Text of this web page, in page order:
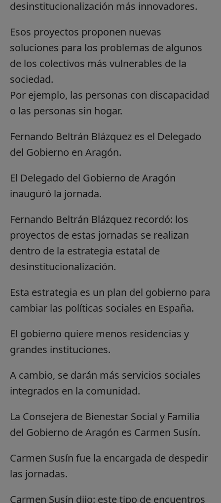
desinstitucionalización más innovadores.
Esos proyectos proponen nuevas
soluciones para los problemas de algunos
de los colectivos más vulnerables de la
sociedad.
Por ejemplo, las personas con discapacidad
o las personas sin hogar.
Fernando Beltrán Blázquez es el Delegado
del Gobierno en Aragón.
El Delegado del Gobierno de Aragón
inauguró la jornada.
Fernando Beltrán Blázquez recordó: los
proyectos de estas jornadas se realizan
dentro de la estrategia estatal de
desinstitucionalización.
Esta estrategia es un plan del gobierno para
cambiar las políticas sociales en España.
El gobierno quiere menos residencias y
grandes instituciones.
A cambio, se darán más servicios sociales
integrados en la comunidad.
La Consejera de Bienestar Social y Familia
del Gobierno de Aragón es Carmen Susín.
Carmen Susín fue la encargada de despedir
las jornadas.
Carmen Susín dijo: este tipo de encuentros